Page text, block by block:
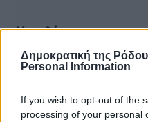
Δημοκρατική της
Personal Information
If you wish to opt-out of the
processing of your personal
Υπενθύμιση:
Για την μερική
παρεχόμενου συνδέσμου
της Δημοκρατικής.